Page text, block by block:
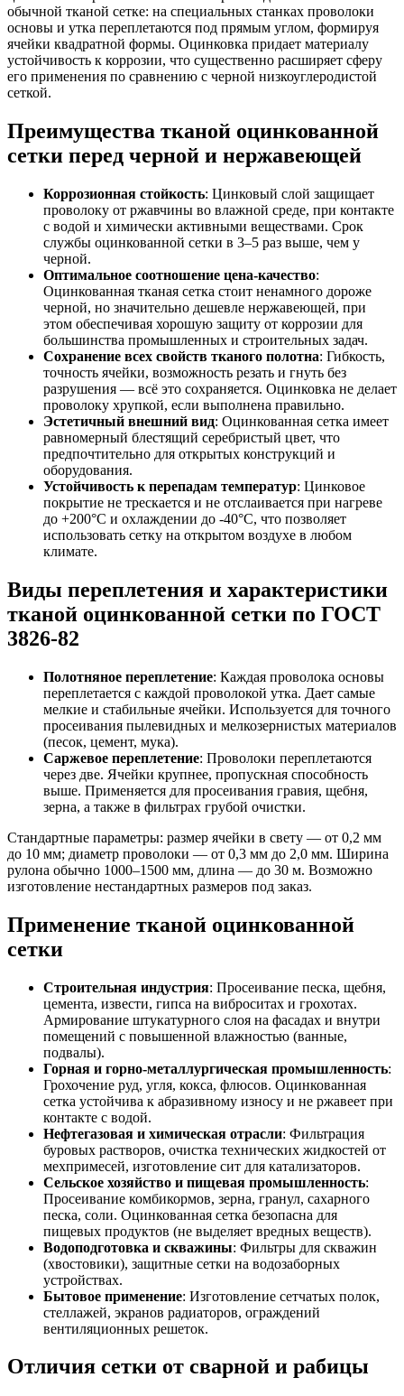
обычной тканой сетке: на специальных станках проволоки
основы и утка переплетаются под прямым углом, формируя
ячейки квадратной формы. Оцинковка придает материалу
устойчивость к коррозии, что существенно расширяет сферу
его применения по сравнению с черной низкоуглеродистой
сеткой.
Преимущества тканой оцинкованной
сетки перед черной и нержавеющей
Коррозионная стойкость: Цинковый слой защищает
проволоку от ржавчины во влажной среде, при контакте
с водой и химически активными веществами. Срок
службы оцинкованной сетки в 3–5 раз выше, чем у
черной.
Оптимальное соотношение цена-качество:
Оцинкованная тканая сетка стоит ненамного дороже
черной, но значительно дешевле нержавеющей, при
этом обеспечивая хорошую защиту от коррозии для
большинства промышленных и строительных задач.
Сохранение всех свойств тканого полотна: Гибкость,
точность ячейки, возможность резать и гнуть без
разрушения — всё это сохраняется. Оцинковка не делает
проволоку хрупкой, если выполнена правильно.
Эстетичный внешний вид: Оцинкованная сетка имеет
равномерный блестящий серебристый цвет, что
предпочтительно для открытых конструкций и
оборудования.
Устойчивость к перепадам температур: Цинковое
покрытие не трескается и не отслаивается при нагреве
до +200°C и охлаждении до -40°C, что позволяет
использовать сетку на открытом воздухе в любом
климате.
Виды переплетения и характеристики
тканой оцинкованной сетки по ГОСТ
3826-82
Полотняное переплетение: Каждая проволока основы
переплетается с каждой проволокой утка. Дает самые
мелкие и стабильные ячейки. Используется для точного
просеивания пылевидных и мелкозернистых материалов
(песок, цемент, мука).
Саржевое переплетение: Проволоки переплетаются
через две. Ячейки крупнее, пропускная способность
выше. Применяется для просеивания гравия, щебня,
зерна, а также в фильтрах грубой очистки.
Стандартные параметры: размер ячейки в свету — от 0,2 мм
до 10 мм; диаметр проволоки — от 0,3 мм до 2,0 мм. Ширина
рулона обычно 1000–1500 мм, длина — до 30 м. Возможно
изготовление нестандартных размеров под заказ.
Применение тканой оцинкованной
сетки
Строительная индустрия: Просеивание песка, щебня,
цемента, извести, гипса на виброситах и грохотах.
Армирование штукатурного слоя на фасадах и внутри
помещений с повышенной влажностью (ванные,
подвалы).
Горная и горно-металлургическая промышленность:
Грохочение руд, угля, кокса, флюсов. Оцинкованная
сетка устойчива к абразивному износу и не ржавеет при
контакте с водой.
Нефтегазовая и химическая отрасли: Фильтрация
буровых растворов, очистка технических жидкостей от
мехпримесей, изготовление сит для катализаторов.
Сельское хозяйство и пищевая промышленность:
Просеивание комбикормов, зерна, гранул, сахарного
песка, соли. Оцинкованная сетка безопасна для
пищевых продуктов (не выделяет вредных веществ).
Водоподготовка и скважины: Фильтры для скважин
(хвостовики), защитные сетки на водозаборных
устройствах.
Бытовое применение: Изготовление сетчатых полок,
стеллажей, экранов радиаторов, ограждений
вентиляционных решеток.
Отличия сетки от сварной и рабицы